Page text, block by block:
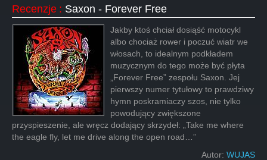
Recenzje : Saxon - Forever Free
Jakby ktoś chciał dosiąść motocykl
albo chociaż rower i poczuć wiatr we
włosach, to idealnym podkładem
muzycznym do tego może być płyta
„Forever Free” zespołu Saxon. Jej
pierwszy numer tytułowy to prawdziwy
hymn poskramiaczy szos, nie tylko
powodujący zwiększone
przyspieszenie, ale wręcz dodający skrzydeł: „Take me where
the eagle fly, let me drive along the open road…”
Autor: WUJAS